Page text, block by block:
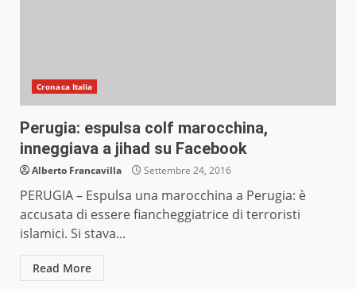
Cronaca Italia
Perugia: espulsa colf marocchina,
inneggiava a jihad su Facebook
Alberto Francavilla Settembre 24, 2016
PERUGIA – Espulsa una marocchina a Perugia: è
accusata di essere fiancheggiatrice di terroristi
islamici. Si stava...
Read More